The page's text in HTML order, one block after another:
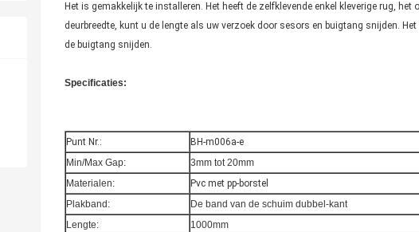
Het is gemakkelijk te installeren. Het heeft de zelfklevende enkel kleverige rug,
deurbreedte, kunt u de lengte als uw verzoek door sesors en buigtang snijden.
de buigtang snijden.
Specificaties:
Punt Nr.:
BH-m006a-e
Min/Max Gap:
3mm tot 20mm
Materialen:
Pvc met pp-borstel
Plakband:
De band van de schuim dubbel-kant
Lengte:
1000mm